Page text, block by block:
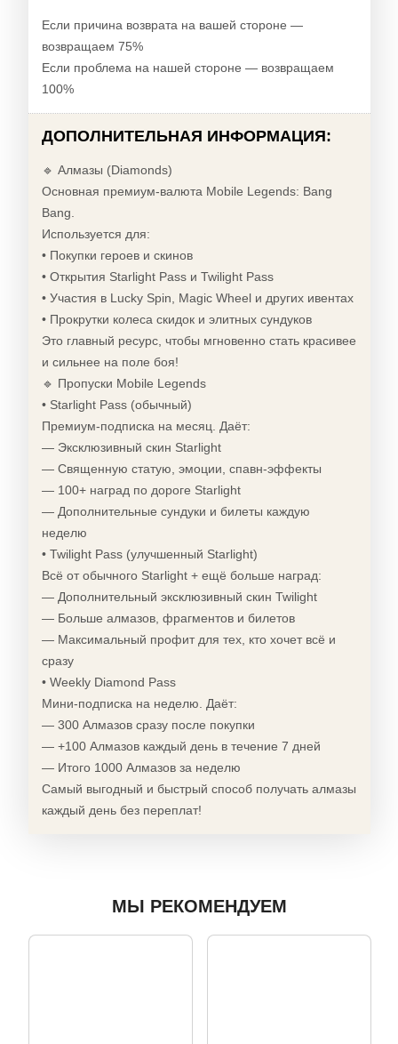
Если причина возврата на вашей стороне —
возвращаем 75%
Если проблема на нашей стороне — возвращаем
100%
ДОПОЛНИТЕЛЬНАЯ ИНФОРМАЦИЯ:
🔹 Алмазы (Diamonds)
Основная премиум-валюта Mobile Legends: Bang
Bang.
Используется для:
• Покупки героев и скинов
• Открытия Starlight Pass и Twilight Pass
• Участия в Lucky Spin, Magic Wheel и других ивентах
• Прокрутки колеса скидок и элитных сундуков
Это главный ресурс, чтобы мгновенно стать красивее
и сильнее на поле боя!
🔹 Пропуски Mobile Legends
• Starlight Pass (обычный)
Премиум-подписка на месяц. Даёт:
— Эксклюзивный скин Starlight
— Священную статую, эмоции, спавн-эффекты
— 100+ наград по дороге Starlight
— Дополнительные сундуки и билеты каждую
неделю
• Twilight Pass (улучшенный Starlight)
Всё от обычного Starlight + ещё больше наград:
— Дополнительный эксклюзивный скин Twilight
— Больше алмазов, фрагментов и билетов
— Максимальный профит для тех, кто хочет всё и
сразу
• Weekly Diamond Pass
Мини-подписка на неделю. Даёт:
— 300 Алмазов сразу после покупки
— +100 Алмазов каждый день в течение 7 дней
— Итого 1000 Алмазов за неделю
Самый выгодный и быстрый способ получать алмазы
каждый день без переплат!
МЫ РЕКОМЕНДУЕМ